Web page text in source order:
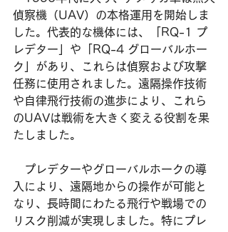
偵察機（UAV）の本格運用を開始しま
した。代表的な機体には、「RQ-1 プ
レデター」や「RQ-4 グローバルホー
ク」があり、これらは偵察および攻撃
任務に使用されました。遠隔操作技術
や自律飛行技術の進歩により、これら
のUAVは戦術を大きく変える役割を果
たしました。
プレデターやグローバルホークの導
入により、遠隔地からの操作が可能と
なり、長時間にわたる飛行や戦場での
リスク削減が実現しました。特にプレ